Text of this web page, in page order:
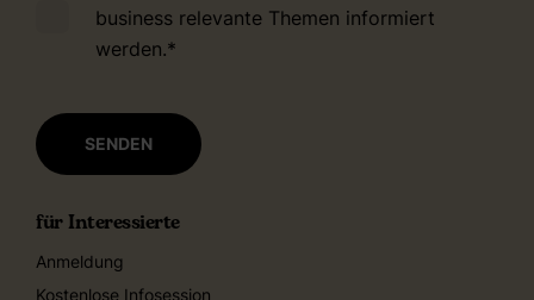
business relevante Themen informiert
werden.*
für Interessierte
Anmeldung
Kostenlose Infosession